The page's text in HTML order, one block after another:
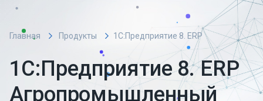
Главная Продукты
1С:Предприятие 8. ERP
Агропромышленный комплекс 2
1С:Предприятие 8. ERP
Агропромышленный